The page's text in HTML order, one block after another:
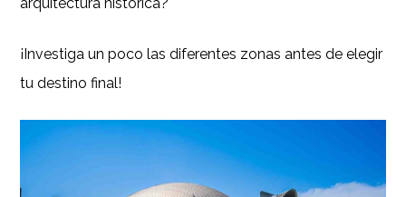
¡Investiga un poco las diferentes zonas antes de elegir
tu destino final!